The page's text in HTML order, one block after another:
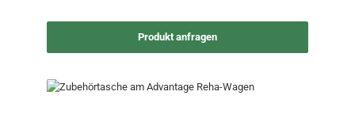
Produkt anfragen